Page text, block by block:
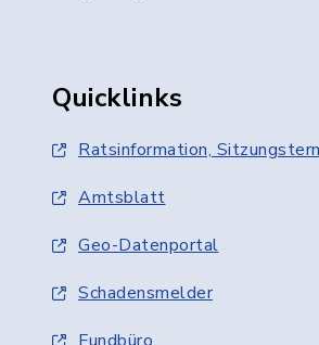
Quicklinks
Ratsinformation,
Amtsblatt
Geo-Datenportal
Schadensmelder